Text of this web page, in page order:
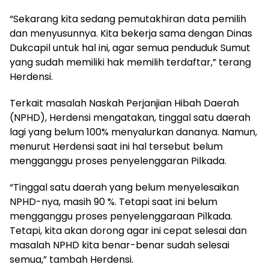
“Sekarang kita sedang pemutakhiran data pemilih
dan menyusunnya. Kita bekerja sama dengan Dinas
Dukcapil untuk hal ini, agar semua penduduk Sumut
yang sudah memiliki hak memilih terdaftar,” terang
Herdensi.
Terkait masalah Naskah Perjanjian Hibah Daerah
(NPHD), Herdensi mengatakan, tinggal satu daerah
lagi yang belum 100% menyalurkan dananya. Namun,
menurut Herdensi saat ini hal tersebut belum
mengganggu proses penyelenggaran Pilkada.
“Tinggal satu daerah yang belum menyelesaikan
NPHD-nya, masih 90 %. Tetapi saat ini belum
mengganggu proses penyelenggaraan Pilkada.
Tetapi, kita akan dorong agar ini cepat selesai dan
masalah NPHD kita benar-benar sudah selesai
semua,” tambah Herdensi.